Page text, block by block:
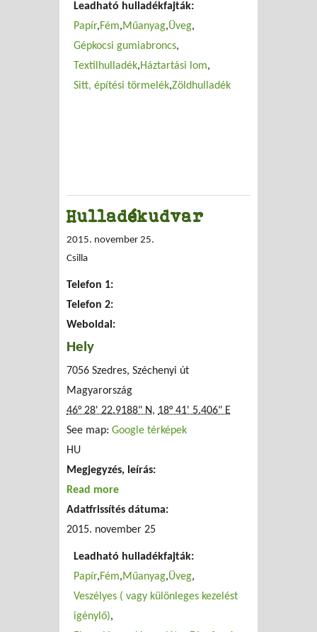
Leadható hulladékfajták:
Papír Fém Műanyag Üveg
Gépkocsi gumiabroncs
Textilhulladék Háztartási lom
Sitt, építési törmelék Zöldhulladék
Hulladékudvar
2015. november 25.
Csilla
Telefon 1:
Telefon 2:
Weboldal:
Hely
7056 Szedres, Széchenyi út
Magyarország
46° 28' 22.9188" N, 18° 41' 5.406" E
See map: Google térképek
HU
Megjegyzés, leírás:
Read more
Adatfrissítés dátuma:
2015. november 25
Leadható hulladékfajták:
Papír Fém Műanyag Üveg
Veszélyes ( vagy különleges kezelést
igénylő)